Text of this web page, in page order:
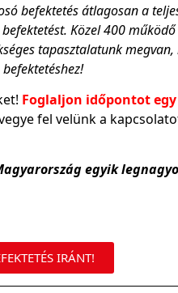
befektetés átlagosan a
Közel 400
tapasztalatunk
Foglaljon időpontot egy
fel velünk a
egyik
IRÁNT!